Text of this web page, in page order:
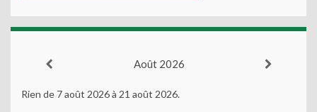
Août 2026
Rien de 7 août 2026 à 21 août 2026.